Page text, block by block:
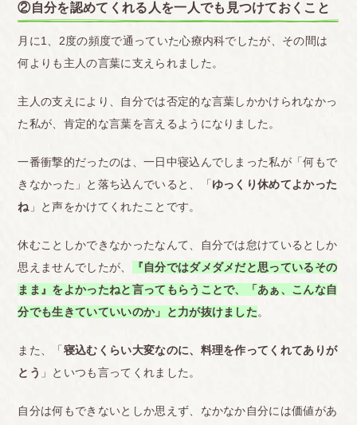
②自分を認めてくれる人を一人でも見つけておくこと
月に1、2度の頻度で通っていた心療内科でしたが、その間は
何よりも主人の言葉に支えられました。
主人の支えにより、自分では否定的な言葉しかかけられなかっ
た私が、肯定的な言葉を言えるようになりました。
一番衝撃的だったのは、一日中寝込んでしまった私が「何もで
きなかった」と落ち込んでいると、「ゆっくり休めてよかった
ね 」と声をかけてくれたことです。
休むことしかできなかったなんて、自分では怠けているとしか
思えませんでしたが、
『自分ではダメダメだと思っているその
まま』をよかったねと言ってもらうことで、「あぁ、こんな自
分でも生きていていいのか」と力が抜けました。
また、「寝込むくらい大変なのに、料理を作ってくれてありが
とう 」といつも言ってくれました。
自分は何もできないとしか思えず、なかなか自分には価値があ